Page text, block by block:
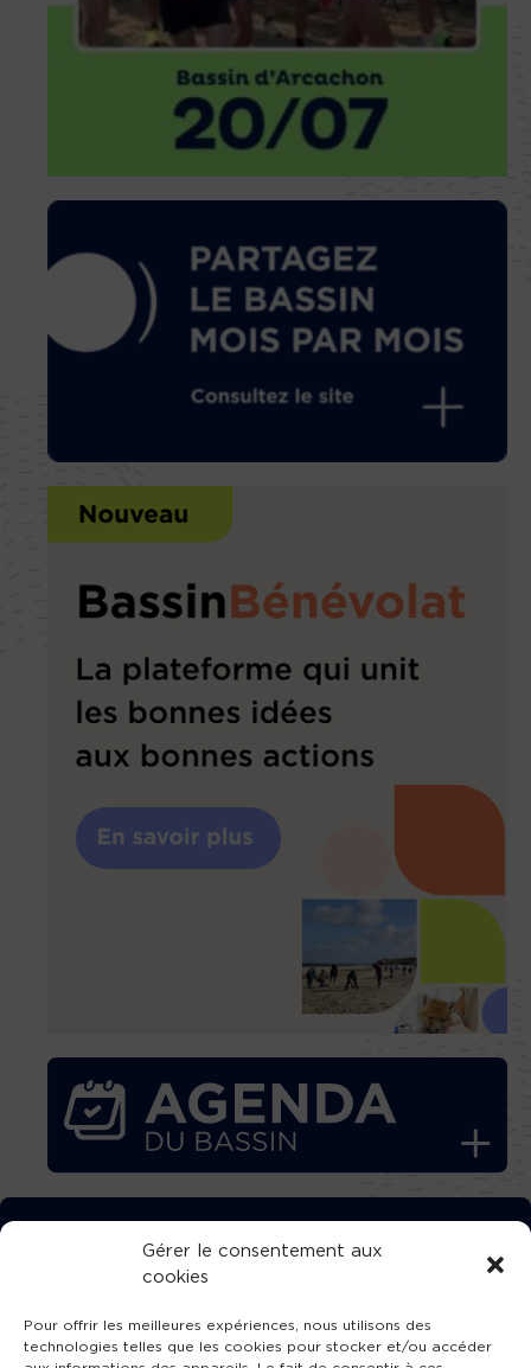
Gérer le consentement aux
cookies
Pour offrir les meilleures expériences, nous utilisons des
technologies telles que les cookies pour stocker et/ou accéder
TÉLÉCHARGEZ GRATUITEMENT
L’APPLICATION TVBA !